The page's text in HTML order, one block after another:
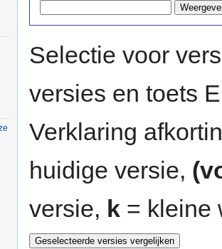
Selectie voor
versies en toets
Verklaring
huidige versie,
versie, k = kleine